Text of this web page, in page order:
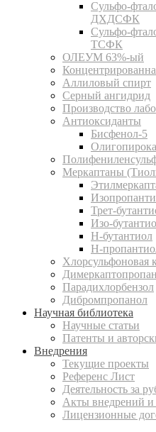
Сульфо-
ДХДСФК
Сульфо-
ТСФК
ОЛЕУМ 63%-ый
Аллиловый спирт
Серный ангидрид
Производство
Антиоксиданты
Бисфенол-5
Меркаптаны
Трет-
Изо-
Н-бутантиол
Н-
Хлорсульфоновая
Парадихлорбензол
Дибромпропанол
Научная библиотека
Научные статьи
Патенты и
Внедрения
Текущие проекты
Референс Лист
Деятельность за
Акты внедрений и
Лицензионные